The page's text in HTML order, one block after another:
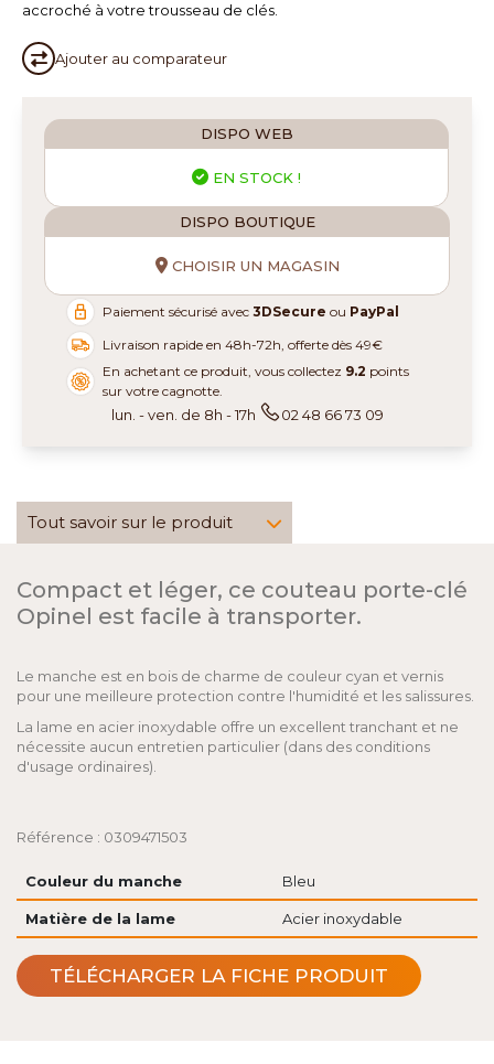
accroché à votre trousseau de clés.
Ajouter au comparateur
DISPO WEB
EN STOCK !
DISPO BOUTIQUE
CHOISIR UN MAGASIN
Paiement sécurisé avec3DSecure ou PayPal
Livraison rapide en 48h-72h, offerte dès 49€
En achetant ce produit, vous collectez 9.2 points
sur votre cagnotte.
lun. - ven. de 8h - 17h 02 48 66 73 09
Tout savoir sur le produit
Compact et léger, ce couteau porte-clé
Opinel est facile à transporter.
Le manche est en bois de charme de couleur cyan et vernis
pour une meilleure protection contre l'humidité et les salissures.
La lame en acier inoxydable offre un excellent tranchant et ne
nécessite aucun entretien particulier (dans des conditions
d'usage ordinaires).
Référence : 0309471503
Couleur du manche Bleu
Matière de la lame Acier inoxydable
TÉLÉCHARGER LA FICHE PRODUIT